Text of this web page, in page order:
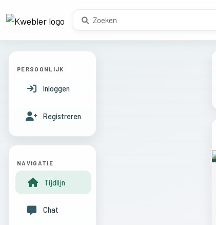
PERSOONLIJK
Inloggen
Registreren
NAVIGATIE
Tijdlijn
Chat